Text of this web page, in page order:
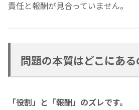
責任と報酬が見合っていません。
問題の本質はどこにある
「役割」と「報酬」のズレです。